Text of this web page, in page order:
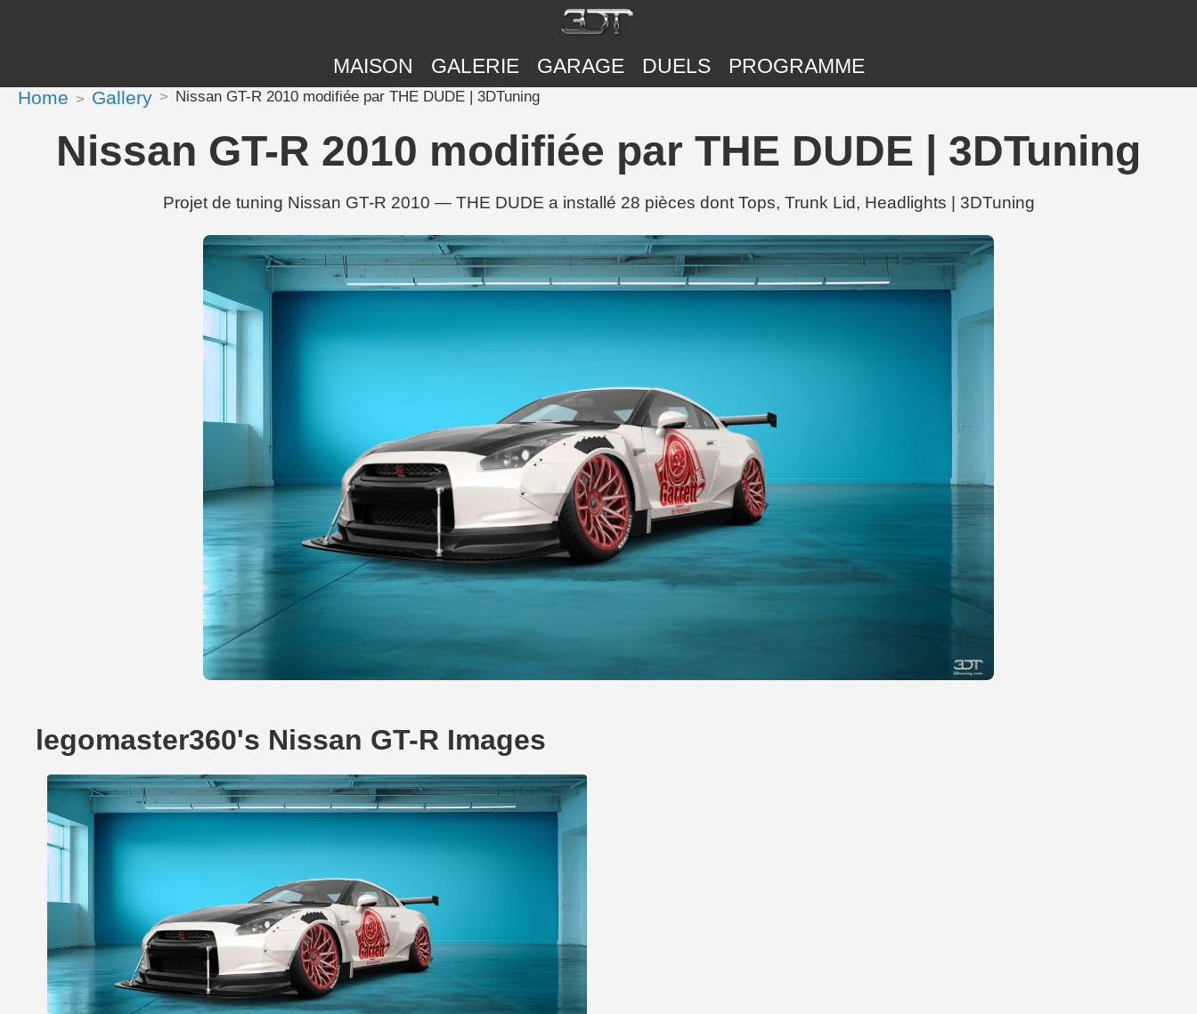
MAISON GALERIE GARAGE DUELS PROGRAMME
Home Gallery Nissan GT-R 2010 modifiée par THE DUDE | 3DTuning
Nissan GT-R 2010 modifiée par THE DUDE | 3DTuning
Projet de tuning Nissan GT-R 2010 — THE DUDE a installé 28 pièces dont Tops, Trunk Lid, Headlights | 3DTuning
legomaster360's Nissan GT-R Images